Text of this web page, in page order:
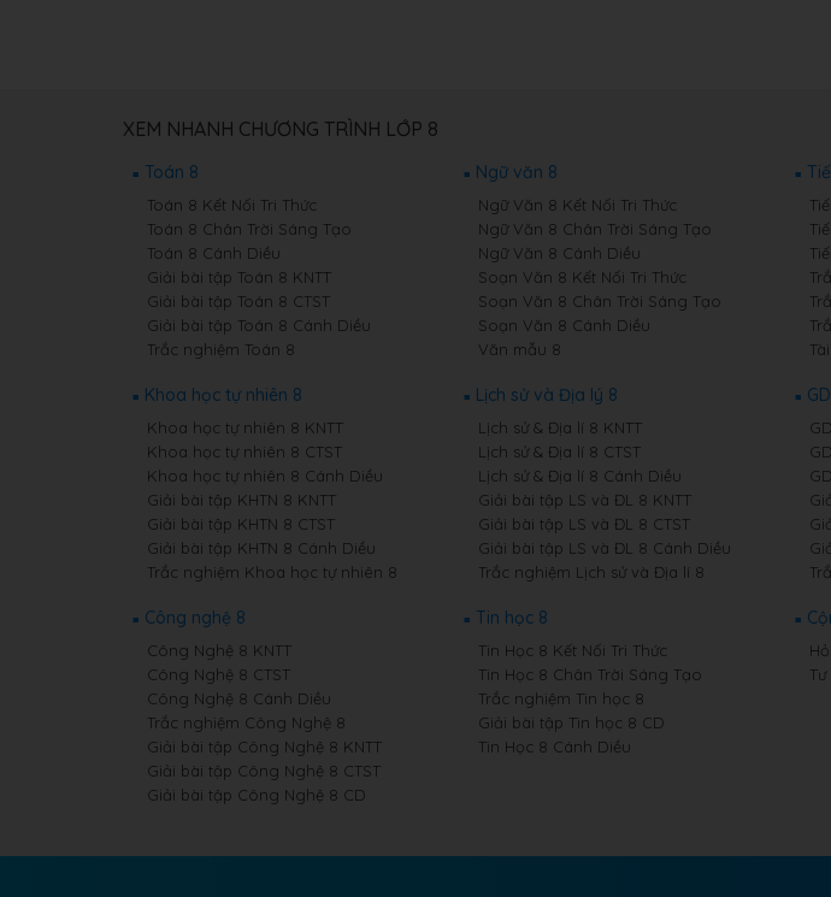
XEM NHANH CHƯƠNG TRÌNH LỚP 8
Toán 8
Toán 8 Kết Nối Tri Thức
Toán 8 Chân Trời Sáng Tạo
Toán 8 Cánh Diều
Giải bài tập Toán 8 KNTT
Giải bài tập Toán 8 CTST
Giải bài tập Toán 8 Cánh Diều
Trắc nghiệm Toán 8
Ngữ văn 8
Ngữ Văn 8 Kết Nối Tri Thức
Ngữ Văn 8 Chân Trời Sáng Tạo
Ngữ Văn 8 Cánh Diều
Soạn Văn 8 Kết Nối Tri Thức
Soạn Văn 8 Chân Trời Sáng Tạo
Soạn Văn 8 Cánh Diều
Văn mẫu 8
Khoa học tự nhiên 8
Khoa học tự nhiên 8 KNTT
Khoa học tự nhiên 8 CTST
Khoa học tự nhiên 8 Cánh Diều
Giải bài tập KHTN 8 KNTT
Giải bài tập KHTN 8 CTST
Giải bài tập KHTN 8 Cánh Diều
Trắc nghiệm Khoa học tự nhiên 8
Lịch sử và Địa lý 8
Lịch sử & Địa lí 8 KNTT
Lịch sử & Địa lí 8 CTST
Lịch sử & Địa lí 8 Cánh Diều
Giải bài tập LS và ĐL 8 KNTT
Giải bài tập LS và ĐL 8 CTST
Giải bài tập LS và ĐL 8 Cánh Diều
Trắc nghiệm Lịch sử và Địa lí 8
Công nghệ 8
Công Nghệ 8 KNTT
Công Nghệ 8 CTST
Công Nghệ 8 Cánh Diều
Trắc nghiệm Công Nghệ 8
Giải bài tập Công Nghệ 8 KNTT
Giải bài tập Công Nghệ 8 CTST
Giải bài tập Công Nghệ 8 CD
Tin học 8
Tin Học 8 Kết Nối Tri Thức
Tin Học 8 Chân Trời Sáng Tạo
Trắc nghiệm Tin học 8
Giải bài tập Tin học 8 CD
Tin Học 8 Cánh Diều